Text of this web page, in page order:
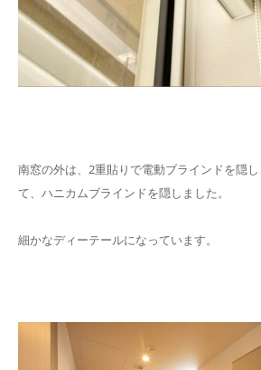
南窓の外は、2重貼りで電動ブラインドを隠
て、ハニカムブラインドを隠しました。
細かなディーテールになっています。